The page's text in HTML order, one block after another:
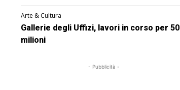
Arte & Cultura
Gallerie degli Uffizi, lavori in corso per 50
milioni
- Pubblicità -